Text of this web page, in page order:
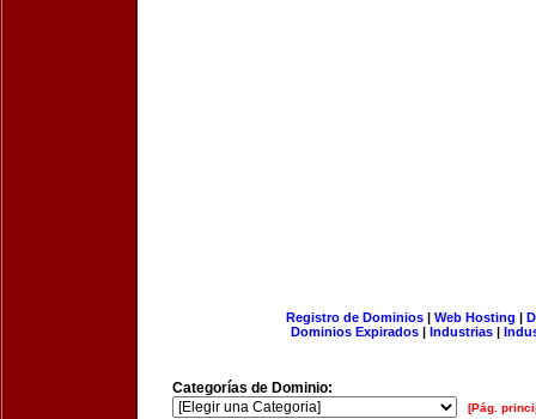
Registro de Dominios| Web Hosting |
Dominios Expirados | Industrias |
Categorías de Dominio:
[Pág.